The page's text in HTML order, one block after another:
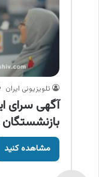
تلویزیونی ایران
آگهی سرای
مشاهده کنید